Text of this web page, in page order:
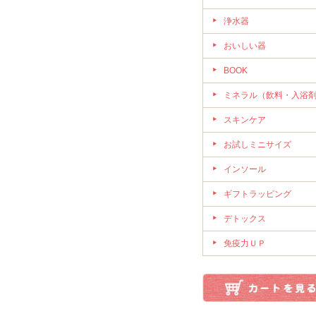
浄水器
おいしい器
BOOK
ミネラル（飲料・入浴
スキンケア
お試しミニサイズ
インソール
ギフトラッピング
デトックス
免疫力ＵＰ